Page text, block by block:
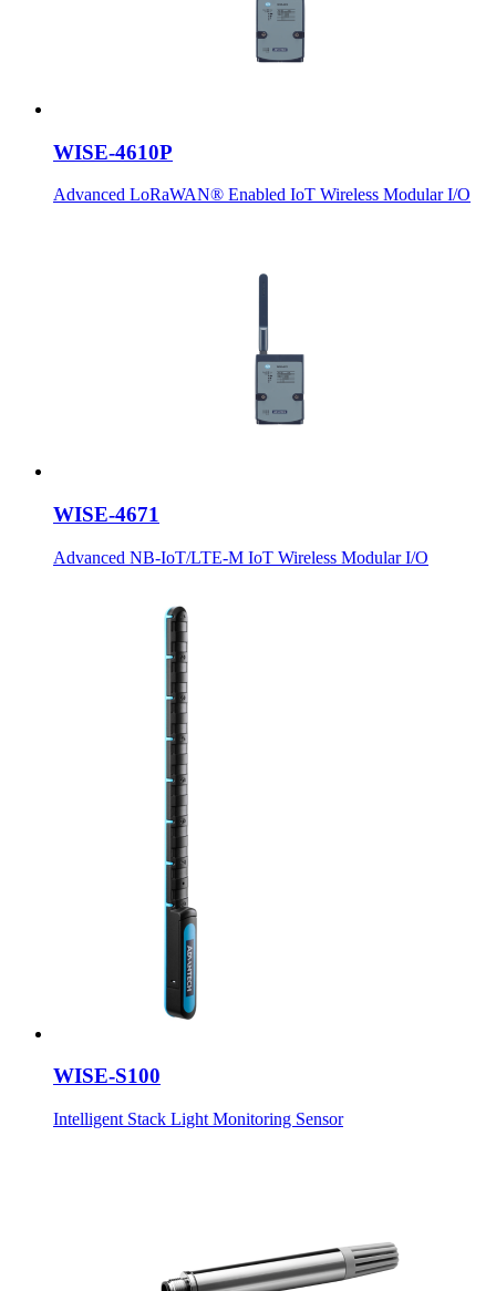
WISE-4610P
Advanced LoRaWAN® Enabled IoT Wireless Modular I/O
WISE-4671
Advanced NB-IoT/LTE-M IoT Wireless Modular I/O
WISE-S100
Intelligent Stack Light Monitoring Sensor